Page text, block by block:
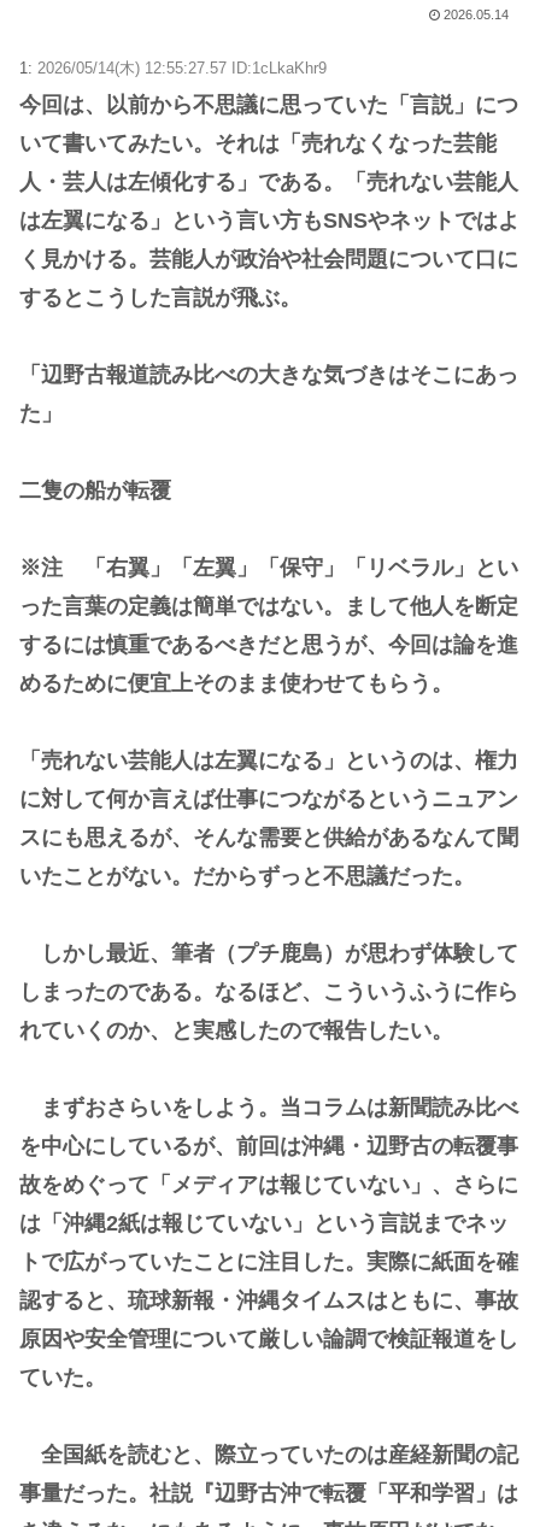
2026.05.14
1: 2026/05/14(木) 12:55:27.57 ID:1cLkaKhr9
今回は、以前から不思議に思っていた「言説」につ
いて書いてみたい。それは「売れなくなった芸能
人・芸人は左傾化する」である。「売れない芸能人
は左翼になる」という言い方もSNSやネットではよ
く見かける。芸能人が政治や社会問題について口に
するとこうした言説が飛ぶ。
「辺野古報道読み比べの大きな気づきはそこにあっ
た」
二隻の船が転覆
※注 「右翼」「左翼」「保守」「リベラル」とい
った言葉の定義は簡単ではない。まして他人を断定
するには慎重であるべきだと思うが、今回は論を進
めるために便宜上そのまま使わせてもらう。
「売れない芸能人は左翼になる」というのは、権力
に対して何か言えば仕事につながるというニュアン
スにも思えるが、そんな需要と供給があるなんて聞
いたことがない。だからずっと不思議だった。
しかし最近、筆者（プチ鹿島）が思わず体験して
しまったのである。なるほど、こういうふうに作ら
れていくのか、と実感したので報告したい。
まずおさらいをしよう。当コラムは新聞読み比べ
を中心にしているが、前回は沖縄・辺野古の転覆事
故をめぐって「メディアは報じていない」、さらに
は「沖縄2紙は報じていない」という言説までネッ
トで広がっていたことに注目した。実際に紙面を確
認すると、琉球新報・沖縄タイムスはともに、事故
原因や安全管理について厳しい論調で検証報道をし
ていた。
全国紙を読むと、際立っていたのは産経新聞の記
事量だった。社説『辺野古沖で転覆「平和学習」は